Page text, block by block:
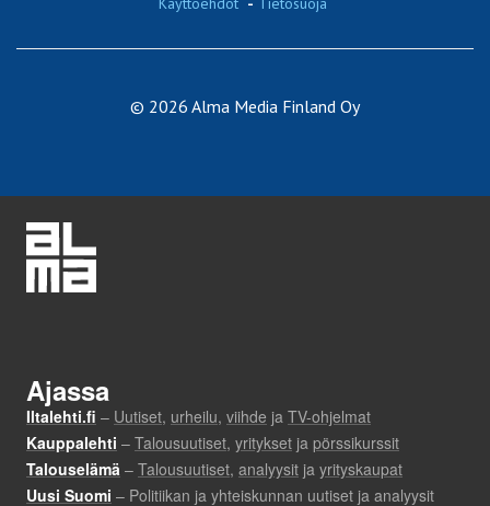
© 2026 Alma Media Finland Oy